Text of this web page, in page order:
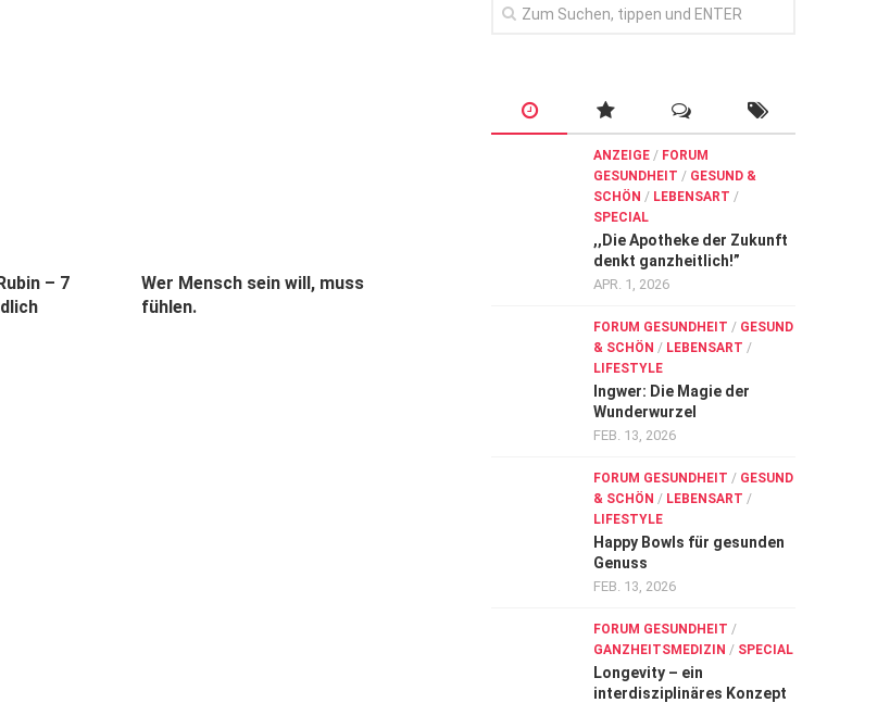
– 7
Wer Mensch sein will, muss
fühlen.
ANZEIGE / FORUM
GESUNDHEIT / GESUND &
SCHÖN / LEBENSART /
SPECIAL
,,Die Apotheke der Zukunft
denkt ganzheitlich!”
APR. 1, 2026
FORUM GESUNDHEIT / GESUND
& SCHÖN / LEBENSART /
LIFESTYLE
Ingwer: Die Magie der
Wunderwurzel
FEB. 13, 2026
FORUM GESUNDHEIT / GESUND
& SCHÖN / LEBENSART /
LIFESTYLE
Happy Bowls für gesunden
Genuss
FEB. 13, 2026
FORUM GESUNDHEIT /
GANZHEITSMEDIZIN / SPECIAL
Longevity – ein
interdisziplinäres Konzept